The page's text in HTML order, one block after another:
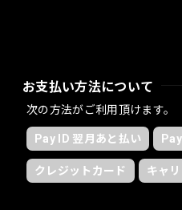
お支払い方法について
次の方法がご利用頂けます。
Pay ID 翌月あと払い
クレジットカード キャ